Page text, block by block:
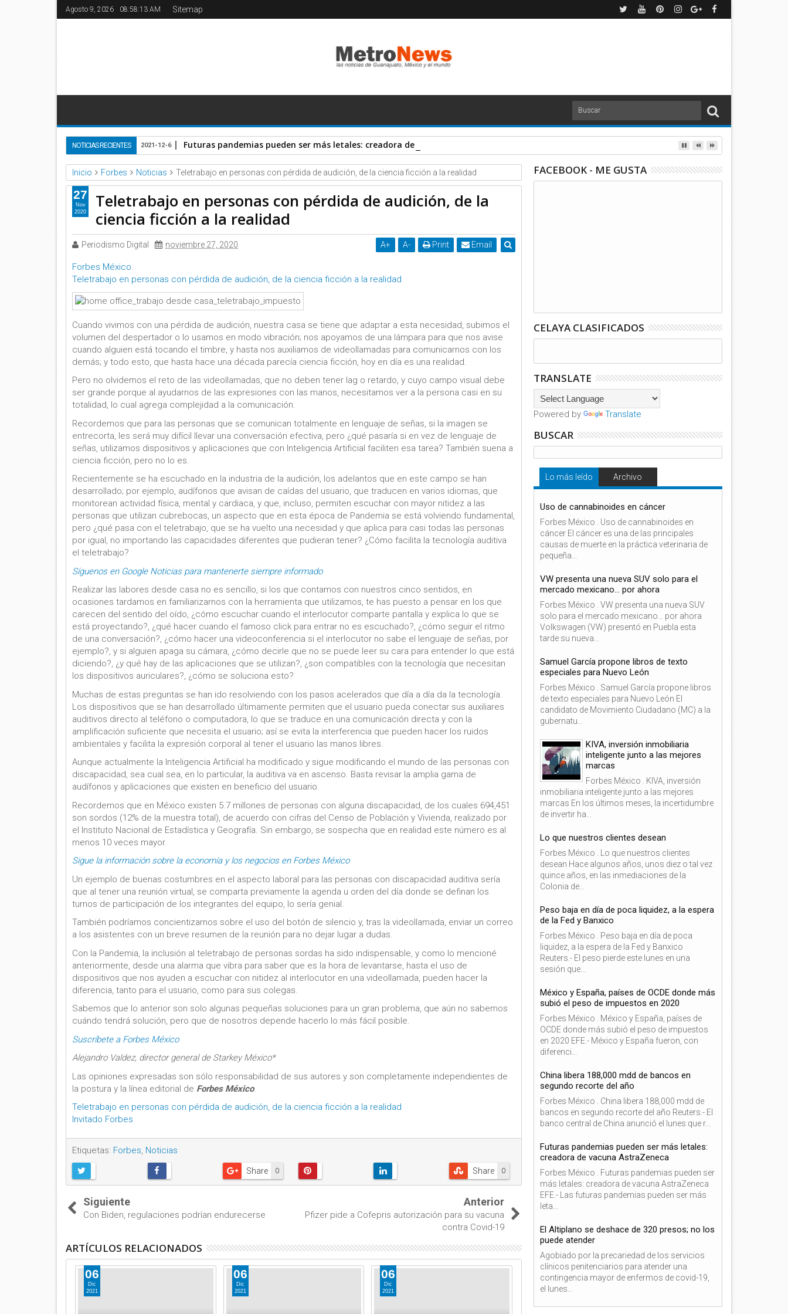
Agosto 9, 2026 08:58:13 AM Sitemap
NOTICIAS RECIENTES Futuras pandemias pueden ser más letales: creadora de vacuna AstraZeneca
2021-12-6
Inicio Forbes Noticias Teletrabajo en personas con pérdida de audición, de la ciencia ficción a la realidad
Teletrabajo en personas con pérdida de audición, de la
ciencia ficción a la realidad
Periodismo Digital noviembre 27, 2020 A+ A- Print Email
Forbes México.
Teletrabajo en personas con pérdida de audición, de la ciencia ficción a la realidad
Cuando vivimos con una pérdida de audición, nuestra casa se tiene que adaptar a esta necesidad, subimos el
volumen del despertador o lo usamos en modo vibración; nos apoyamos de una lámpara para que nos avise
cuando alguien está tocando el timbre, y hasta nos auxiliamos de videollamadas para comunicarnos con los
demás; y todo esto, que hasta hace una década parecía ciencia ficción, hoy en día es una realidad.
Pero no olvidemos el reto de las videollamadas, que no deben tener lag o retardo, y cuyo campo visual debe
ser grande porque al ayudarnos de las expresiones con las manos, necesitamos ver a la persona casi en su
totalidad, lo cual agrega complejidad a la comunicación.
Recordemos que para las personas que se comunican totalmente en lenguaje de señas, si la imagen se
entrecorta, les será muy difícil llevar una conversación efectiva, pero ¿qué pasaría si en vez de lenguaje de
señas, utilizamos dispositivos y aplicaciones que con Inteligencia Artificial faciliten esa tarea? También suena a
ciencia ficción, pero no lo es.
Recientemente se ha escuchado en la industria de la audición, los adelantos que en este campo se han
desarrollado; por ejemplo, audífonos que avisan de caídas del usuario, que traducen en varios idiomas, que
monitorean actividad física, mental y cardiaca, y que, incluso, permiten escuchar con mayor nitidez a las
personas que utilizan cubrebocas, un aspecto que en esta época de Pandemia se está volviendo fundamental,
pero ¿qué pasa con el teletrabajo, que se ha vuelto una necesidad y que aplica para casi todas las personas
por igual, no importando las capacidades diferentes que pudieran tener? ¿Cómo facilita la tecnología auditiva
el teletrabajo?
Síguenos en Google Noticias para mantenerte siempre informado
Realizar las labores desde casa no es sencillo, si los que contamos con nuestros cinco sentidos, en
ocasiones tardamos en familiarizarnos con la herramienta que utilizamos, te has puesto a pensar en los que
carecen del sentido del oído, ¿cómo escuchar cuando el interlocutor comparte pantalla y explica lo que se
está proyectando?, ¿qué hacer cuando el famoso click para entrar no es escuchado?, ¿cómo seguir el ritmo
de una conversación?, ¿cómo hacer una videoconferencia si el interlocutor no sabe el lenguaje de señas, por
ejemplo?, y si alguien apaga su cámara, ¿cómo decirle que no se puede leer su cara para entender lo que está
diciendo?, ¿y qué hay de las aplicaciones que se utilizan?, ¿son compatibles con la tecnología que necesitan
los dispositivos auriculares?, ¿cómo se soluciona esto?
Muchas de estas preguntas se han ido resolviendo con los pasos acelerados que día a día da la tecnología.
Los dispositivos que se han desarrollado últimamente permiten que el usuario pueda conectar sus auxiliares
auditivos directo al teléfono o computadora, lo que se traduce en una comunicación directa y con la
amplificación suficiente que necesita el usuario; así se evita la interferencia que pueden hacer los ruidos
ambientales y facilita la expresión corporal al tener el usuario las manos libres.
Aunque actualmente la Inteligencia Artificial ha modificado y sigue modificando el mundo de las personas con
discapacidad, sea cual sea, en lo particular, la auditiva va en ascenso. Basta revisar la amplia gama de
audífonos y aplicaciones que existen en beneficio del usuario.
Recordemos que en México existen 5.7 millones de personas con alguna discapacidad, de los cuales 694,451
son sordos (12% de la muestra total), de acuerdo con cifras del Censo de Población y Vivienda, realizado por
el Instituto Nacional de Estadística y Geografía. Sin embargo, se sospecha que en realidad este número es al
menos 10 veces mayor.
Sigue la información sobre la economía y los negocios en Forbes México
Un ejemplo de buenas costumbres en el aspecto laboral para las personas con discapacidad auditiva sería
que al tener una reunión virtual, se comparta previamente la agenda u orden del día donde se definan los
turnos de participación de los integrantes del equipo, lo sería genial.
También podríamos concientizarnos sobre el uso del botón de silencio y, tras la videollamada, enviar un correo
a los asistentes con un breve resumen de la reunión para no dejar lugar a dudas.
Con la Pandemia, la inclusión al teletrabajo de personas sordas ha sido indispensable, y como lo mencioné
anteriormente, desde una alarma que vibra para saber que es la hora de levantarse, hasta el uso de
dispositivos que nos ayuden a escuchar con nitidez al interlocutor en una videollamada, pueden hacer la
diferencia, tanto para el usuario, como para sus colegas.
Sabemos que lo anterior son solo algunas pequeñas soluciones para un gran problema, que aún no sabemos
cuándo tendrá solución, pero que de nosotros depende hacerlo lo más fácil posible.
Suscríbete a Forbes México
Alejandro Valdez, director general de Starkey México*
Las opiniones expresadas son sólo responsabilidad de sus autores y son completamente independientes de
la postura y la línea editorial de Forbes México.
Teletrabajo en personas con pérdida de audición, de la ciencia ficción a la realidad
Invitado Forbes
Etiquetas: Forbes Noticias
0
Share 0
Share
27
Nov
2020
Siguiente
Con Biden, regulaciones podrían endurecerse
Anterior
Pfizer pide a Cofepris autorización para su vacuna
contra Covid-19
ARTÍCULOS RELACIONADOS
06
Dic
2021
06
Dic
2021
06
Dic
2021
06
2021
06
FACEBOOK - ME GUSTA
CELAYA CLASIFICADOS
TRANSLATE
Powered by Translate
BUSCAR
Lo más leído Archivo
Uso de cannabinoides en cáncer
Forbes México . Uso de cannabinoides en
cáncer El cáncer es una de las principales
causas de muerte en la práctica veterinaria de
pequeña...
VW presenta una nueva SUV solo para el
mercado mexicano… por ahora
Forbes México . VW presenta una nueva SUV
solo para el mercado mexicano… por ahora
Volkswagen (VW) presentó en Puebla esta
tarde su nueva...
Samuel García propone libros de texto
especiales para Nuevo León
Forbes México . Samuel García propone libros
de texto especiales para Nuevo León El
candidato de Movimiento Ciudadano (MC) a la
gubernatu...
KIVA, inversión inmobiliaria
inteligente junto a las mejores
marcas
Forbes México . KIVA, inversión
inmobiliaria inteligente junto a las mejores
marcas En los últimos meses, la incertidumbre
de invertir ha...
Lo que nuestros clientes desean
Forbes México . Lo que nuestros clientes
desean Hace algunos años, unos diez o tal vez
quince años, en las inmediaciones de la
Colonia de...
Peso baja en día de poca liquidez, a la espera
de la Fed y Banxico
Forbes México . Peso baja en día de poca
liquidez, a la espera de la Fed y Banxico
Reuters.- El peso pierde este lunes en una
sesión que...
México y España, países de OCDE donde más
subió el peso de impuestos en 2020
Forbes México . México y España, países de
OCDE donde más subió el peso de impuestos
en 2020 EFE.- México y España fueron, con
diferenci...
China libera 188,000 mdd de bancos en
segundo recorte del año
Forbes México . China libera 188,000 mdd de
bancos en segundo recorte del año Reuters.- El
banco central de China anunció el lunes que r...
Futuras pandemias pueden ser más letales:
creadora de vacuna AstraZeneca
Forbes México . Futuras pandemias pueden ser
más letales: creadora de vacuna AstraZeneca
EFE.- Las futuras pandemias pueden ser más
leta...
El Altiplano se deshace de 320 presos; no los
puede atender
Agobiado por la precariedad de los servicios
clínicos penitenciarios para atender una
contingencia mayor de enfermos de covid-19,
el lunes...